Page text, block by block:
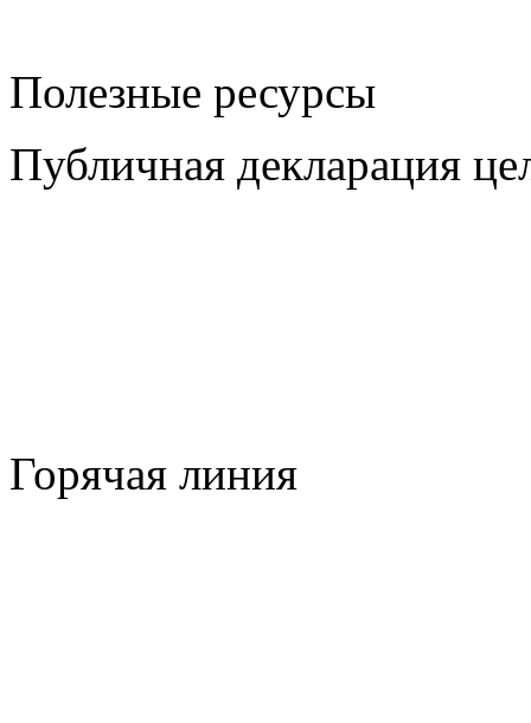
Полезные ресурсы
Публичная декларация
Горячая линия